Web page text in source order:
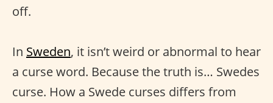
off.
In Sweden, it isn’t weird or abnormal to hear
a curse word. Because the truth is… Swedes
curse. How a Swede curses differs from